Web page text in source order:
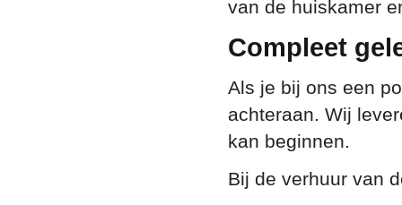
van de huiskamer
Compleet
Als je bij ons een
achteraan. Wij
kan beginnen.
Bij de verhuur van